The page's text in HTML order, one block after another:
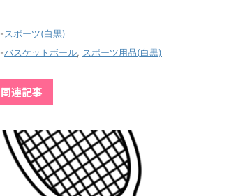
-スポーツ(白黒)
-バスケットボール, スポーツ用品(白黒)
関連記事